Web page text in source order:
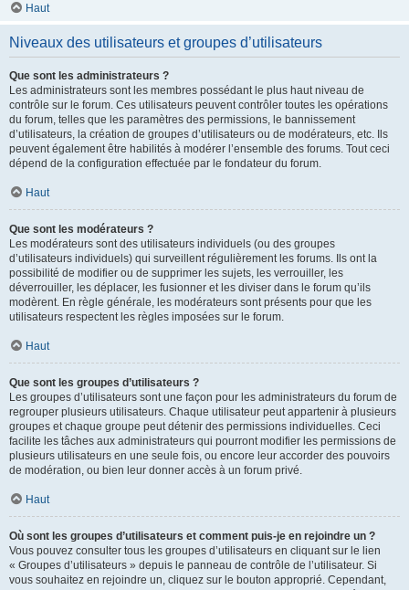
Haut
Niveaux des utilisateurs et groupes d’utilisateurs
Que sont les administrateurs ?
Les administrateurs sont les membres possédant le plus haut niveau de
contrôle sur le forum. Ces utilisateurs peuvent contrôler toutes les opérations
du forum, telles que les paramètres des permissions, le bannissement
d’utilisateurs, la création de groupes d’utilisateurs ou de modérateurs, etc. Ils
peuvent également être habilités à modérer l’ensemble des forums. Tout ceci
dépend de la configuration effectuée par le fondateur du forum.
Haut
Que sont les modérateurs ?
Les modérateurs sont des utilisateurs individuels (ou des groupes
d’utilisateurs individuels) qui surveillent régulièrement les forums. Ils ont la
possibilité de modifier ou de supprimer les sujets, les verrouiller, les
déverrouiller, les déplacer, les fusionner et les diviser dans le forum qu’ils
modèrent. En règle générale, les modérateurs sont présents pour que les
utilisateurs respectent les règles imposées sur le forum.
Haut
Que sont les groupes d’utilisateurs ?
Les groupes d’utilisateurs sont une façon pour les administrateurs du forum de
regrouper plusieurs utilisateurs. Chaque utilisateur peut appartenir à plusieurs
groupes et chaque groupe peut détenir des permissions individuelles. Ceci
facilite les tâches aux administrateurs qui pourront modifier les permissions de
plusieurs utilisateurs en une seule fois, ou encore leur accorder des pouvoirs
de modération, ou bien leur donner accès à un forum privé.
Haut
Où sont les groupes d’utilisateurs et comment puis-je en rejoindre un ?
Vous pouvez consulter tous les groupes d’utilisateurs en cliquant sur le lien
« Groupes d’utilisateurs » depuis le panneau de contrôle de l’utilisateur. Si
vous souhaitez en rejoindre un, cliquez sur le bouton approprié. Cependant,